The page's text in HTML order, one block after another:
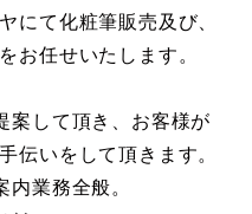
にて化粧筆販売及び、
お任せいたします。
案して頂き、お客様が
伝いをして頂きます。
業務全般。